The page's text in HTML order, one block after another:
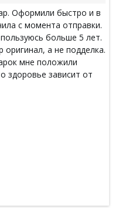
Оформили быстро и в
с момента отправки.
больше 5 лет.
а не подделка.
мне положили
здоровье зависит от